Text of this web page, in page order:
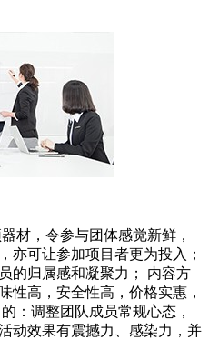
材，令参与团体感觉新鲜，
亦可让参加项目者更为投入；
的归属感和凝聚力； 内容方
性高，安全性高，价格实惠，
：调整团队成员常规心态，
动效果有震撼力、感染力，并